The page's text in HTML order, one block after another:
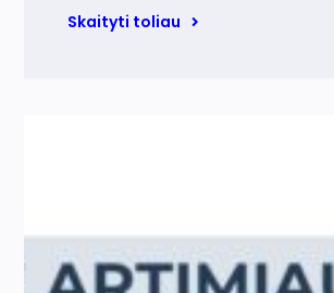
Skaityti toliau